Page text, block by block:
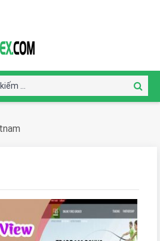
Tìm
kiếm